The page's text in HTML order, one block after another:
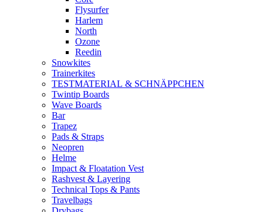
Flysurfer
Harlem
North
Ozone
Reedin
Snowkites
Trainerkites
TESTMATERIAL & SCHNÄPPCHEN
Twintip Boards
Wave Boards
Bar
Trapez
Pads & Straps
Neopren
Helme
Impact & Floatation Vest
Rashvest & Layering
Technical Tops & Pants
Travelbags